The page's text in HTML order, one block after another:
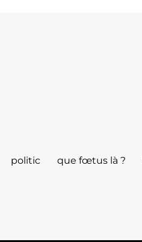
politic que fœtus là ?